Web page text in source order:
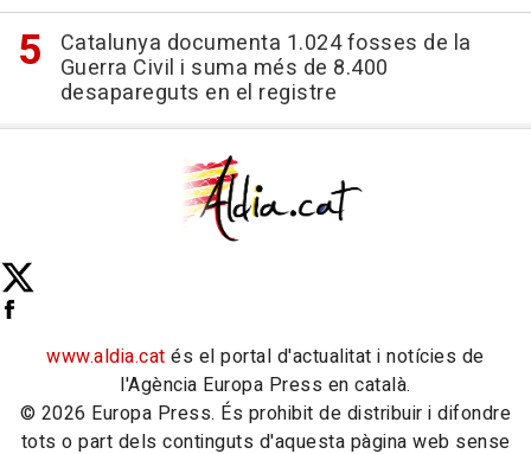
Catalunya documenta 1.024 fosses de la
Guerra Civil i suma més de 8.400
desapareguts en el registre
www.aldia.cat és el portal d'actualitat i notícies de
l'Agència Europa Press en català.
© 2026 Europa Press. És prohibit de distribuir i difondre
tots o part dels continguts d'aquesta pàgina web sense